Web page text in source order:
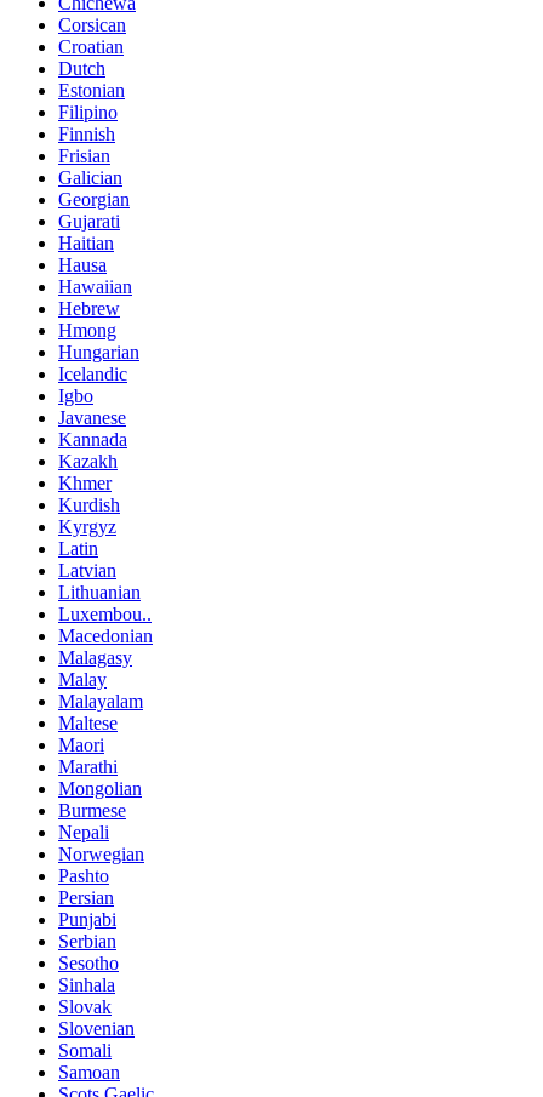
Corsican
Croatian
Dutch
Estonian
Filipino
Finnish
Frisian
Galician
Georgian
Gujarati
Haitian
Hausa
Hawaiian
Hebrew
Hmong
Hungarian
Icelandic
Igbo
Javanese
Kannada
Kazakh
Khmer
Kurdish
Kyrgyz
Latin
Latvian
Lithuanian
Luxembou..
Macedonian
Malagasy
Malay
Malayalam
Maltese
Maori
Marathi
Mongolian
Burmese
Nepali
Norwegian
Pashto
Persian
Punjabi
Serbian
Sesotho
Sinhala
Slovak
Slovenian
Somali
Samoan